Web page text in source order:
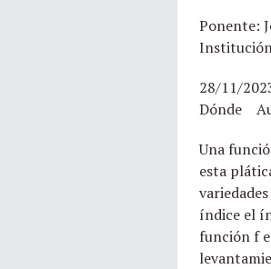
Ponente:
28/11/
Dónde
Una
esta
índice el
función f